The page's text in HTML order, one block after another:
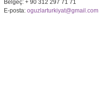
Belgeç: + 90 312 297 71 71
E-posta: oguzlarturkiyat@gmail.com